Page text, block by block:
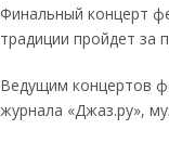
Финальный концерт
традиции пройдет за
Ведущим концертов
журнала «Джаз.ру»,